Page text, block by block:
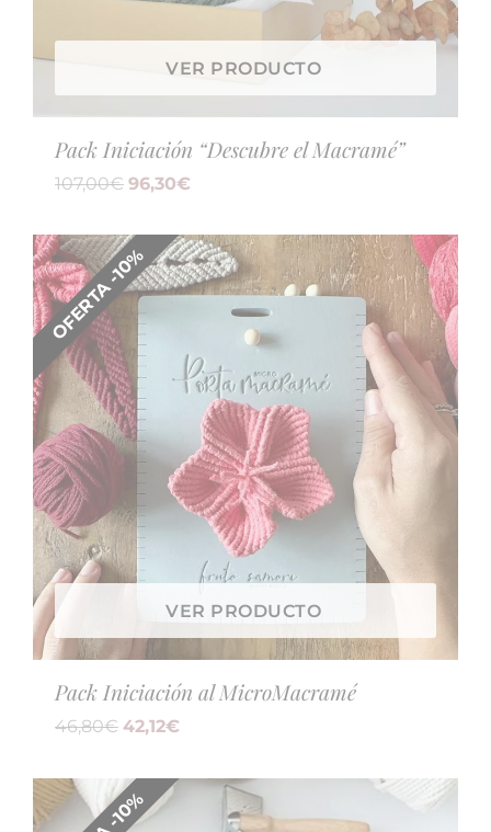
VER PRODUCTO
Pack Iniciación “Descubre el Macramé”
107,00€ 96,30€
OFERTA -10%
VER PRODUCTO
Pack Iniciación al MicroMacramé
46,80€ 42,12€